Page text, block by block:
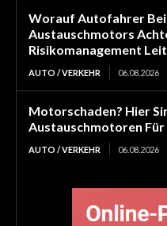
Worauf Autofahrer
Austauschmotors
Risikomanagement
AUTO / VERKEHR 06.08.2026
Motorschaden? Hier
Austauschmotoren Für
AUTO / VERKEHR 06.08.2026